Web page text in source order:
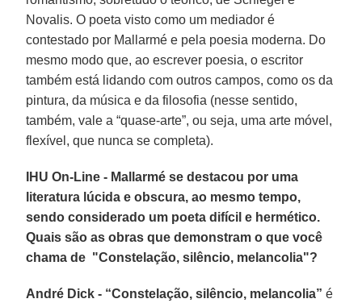
Novalis. O poeta visto como um mediador é
contestado por Mallarmé e pela poesia moderna. Do
mesmo modo que, ao escrever poesia, o escritor
também está lidando com outros campos, como os da
pintura, da música e da filosofia (nesse sentido,
também, vale a “quase-arte”, ou seja, uma arte móvel,
flexível, que nunca se completa).
IHU On-Line - Mallarmé se destacou por uma
literatura lúcida e obscura, ao mesmo tempo,
sendo considerado um poeta difícil e hermético.
Quais são as obras que demonstram o que você
chama de "Constelação, silêncio, melancolia"?
André Dick - “Constelação, silêncio, melancolia” é